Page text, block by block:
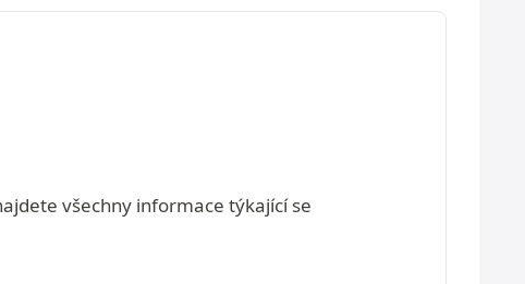
všechny informace týkající se